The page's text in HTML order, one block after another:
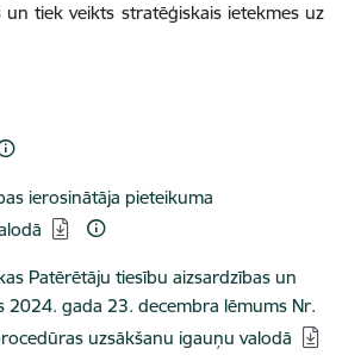
un tiek veikts stratēģiskais ietekmes uz
ierosinātāja pieteikuma
Patērētāju tiesību aizsardzības un
2024. gada 23. decembra lēmums Nr.
uzsākšanu igauņu valodā